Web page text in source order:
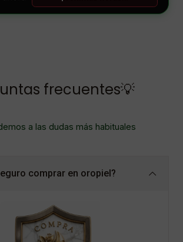
frecuentes💡
a las dudas más habituales
comprar en oropiel?